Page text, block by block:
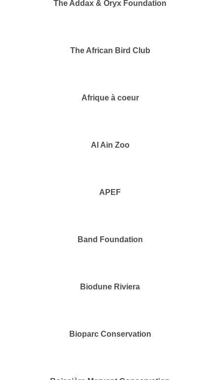
The Addax & Oryx Foundation
The African Bird Club
Afrique à coeur
Al Ain Zoo
APEF
Band Foundation
Biodune Riviera
Bioparc Conservation